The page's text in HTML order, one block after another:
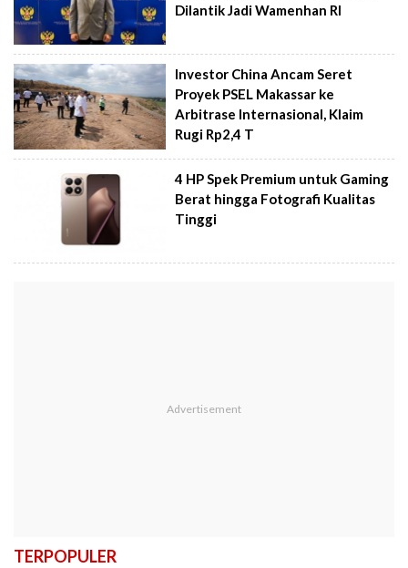
Dilantik Jadi Wamenhan RI
Investor China Ancam Seret
Proyek PSEL Makassar ke
Arbitrase Internasional, Klaim
Rugi Rp2,4 T
4 HP Spek Premium untuk Gaming
Berat hingga Fotografi Kualitas
Tinggi
TERPOPULER